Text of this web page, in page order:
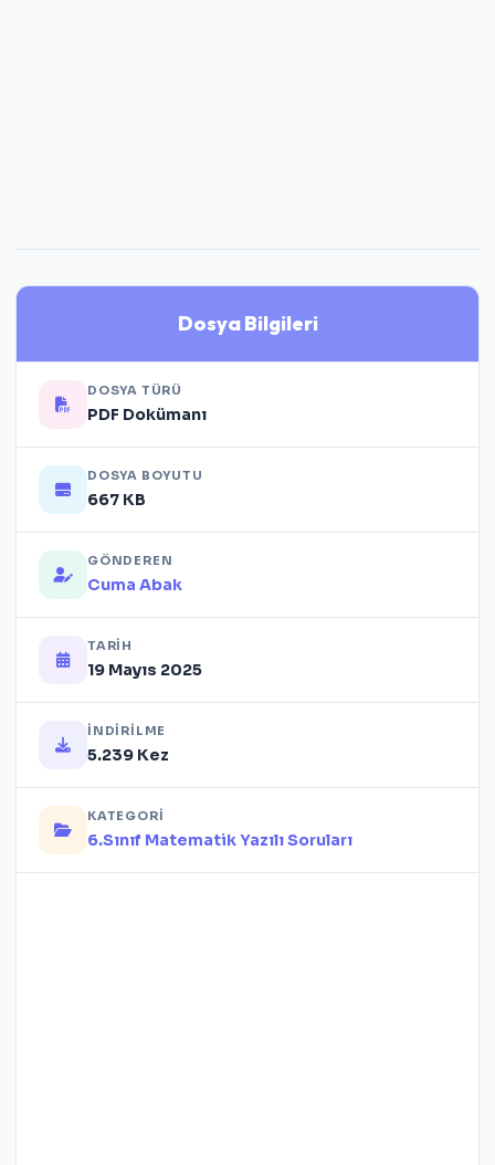
Dosya Bilgileri
DOSYA TÜRÜ
PDF Dokümanı
DOSYA BOYUTU
667 KB
GÖNDEREN
Cuma Abak
TARIH
19 Mayıs 2025
İNDIRILME
5.239 Kez
KATEGORI
6.Sınıf Matematik Yazılı Soruları